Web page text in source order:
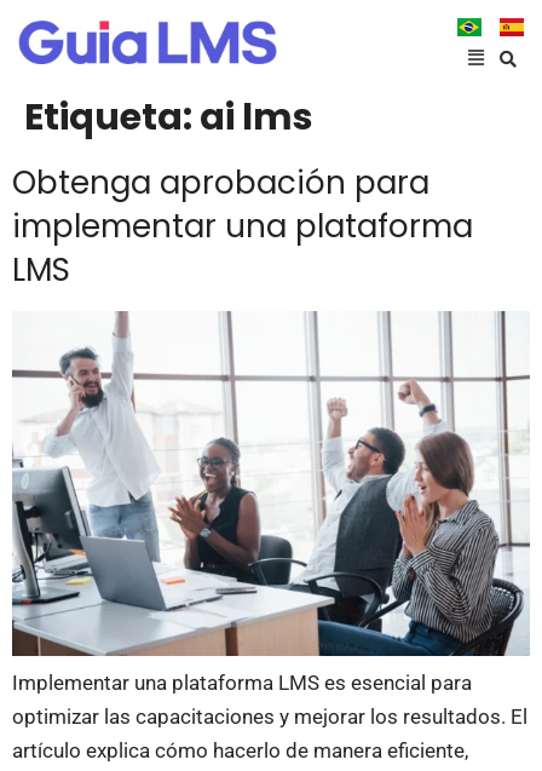
Etiqueta:ai lms
Obtenga aprobación para
implementar una plataforma
LMS
Implementar una plataforma LMS es esencial para
optimizar las capacitaciones y mejorar los resultados. El
artículo explica cómo hacerlo de manera eficiente,